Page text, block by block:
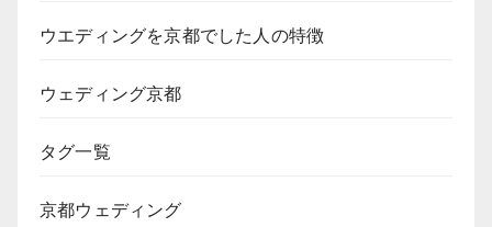
ウエディングを京都でした人の特徴
ウェディング京都
タグ一覧
京都ウェディング